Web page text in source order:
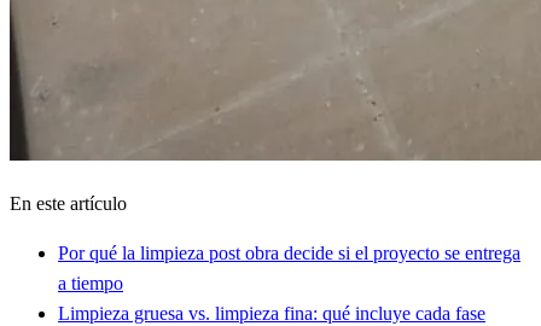
En este artículo
Por qué la limpieza post obra decide si el proyecto se entrega
a tiempo
Limpieza gruesa vs. limpieza fina: qué incluye cada fase